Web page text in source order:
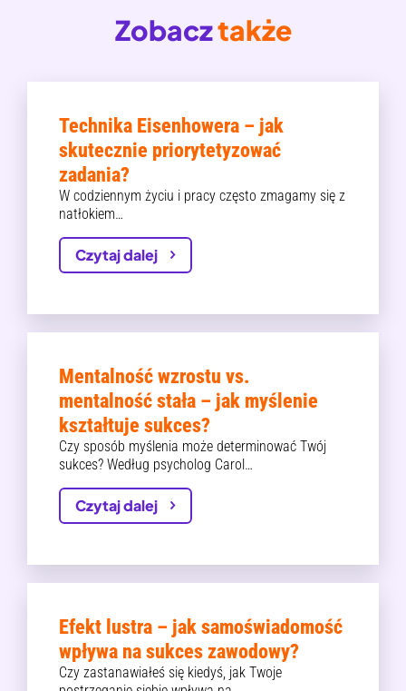
Zobacztakże
Technika Eisenhowera – jak
skutecznie priorytetyzować
zadania?
W codziennym życiu i pracy często zmagamy się z
natłokiem…
Czytaj dalej
Mentalność wzrostu vs.
mentalność stała – jak myślenie
kształtuje sukces?
Czy sposób myślenia może determinować Twój
sukces? Według psycholog Carol…
Czytaj dalej
Efekt lustra – jak samoświadomość
wpływa na sukces zawodowy?
Czy zastanawiałeś się kiedyś, jak Twoje